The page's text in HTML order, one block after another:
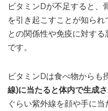
ビタミンDが不足すると、
を引き起こすことが知ら
との関係性や免疫に対す
です。
ビタミンDは食べ物からも
線)に当たると体内で生成
ぐらい紫外線を顔や手に